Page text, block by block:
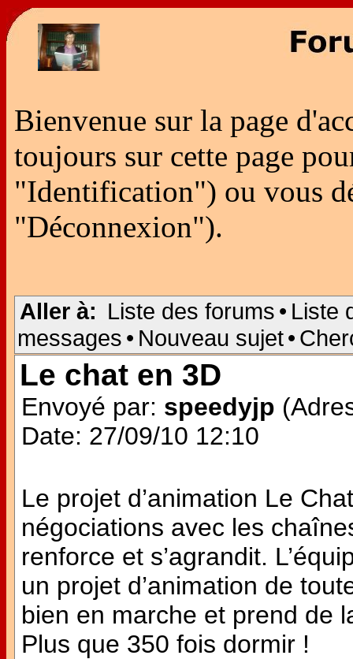
Bienvenue sur la page
toujours sur cette page
"Identification") ou vous
"Déconnexion").
Aller à: Liste des forums • Liste
messages • Nouveau sujet•
Le chat en 3D
Envoyé par: speedyjp
Date: 27/09/10 12:10
Le projet d’animation Le
négociations avec les
renforce et s’agrandit.
un projet d’animation de
bien en marche et prend de
Plus que 350 fois dormir !